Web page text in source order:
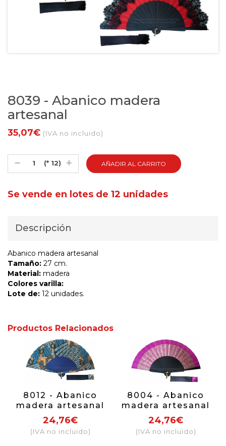
8039 - Abanico madera
artesanal
35,07€ (IVA no incluido)
(* 12)
Se vende en lotes de 12 unidades
Descripción
Abanico madera artesanal
Tamaño: 27 cm.
Material: madera
Colores varilla:
Lote de: 12 unidades.
Productos Relacionados
8012 - Abanico
madera artesanal
24,76€
(IVA no incluido)
8004 - Abanico
madera artesanal
24,76€
(IVA no incluido)